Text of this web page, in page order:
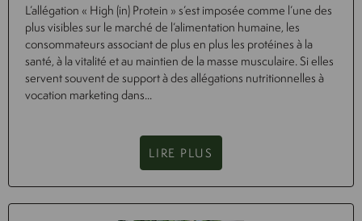
L’allégation « High (in) Protein » s’est imposée comme l’une des
plus visibles sur le marché de l’alimentation humaine, les
consommateurs associant de plus en plus les protéines à la
santé, à la vitalité et au maintien de la masse musculaire. Si elles
servent souvent de support à des allégations nutritionnelles à
vocation marketing dans...
LIRE PLUS